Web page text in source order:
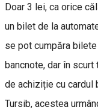
Doar 3 lei, ca orice
un bilet de la
se pot cumpăra
bancnote, dar în
de achiziție cu cardul
Tursib, acestea